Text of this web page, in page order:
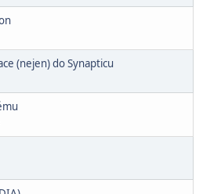
(nejen) do Synapticu